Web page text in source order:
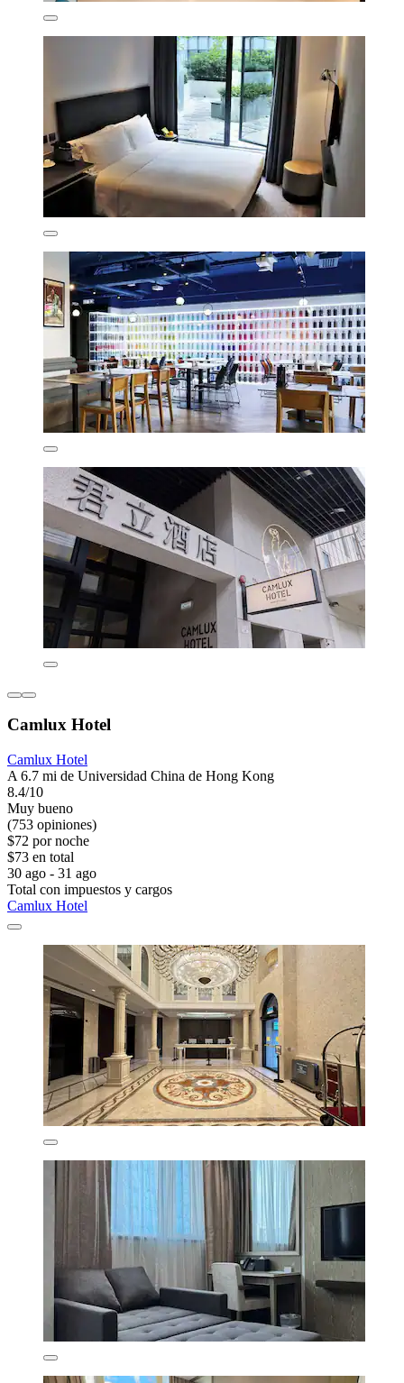
Camlux Hotel
Camlux Hotel
A 6.7 mi de Universidad China de Hong Kong
8.4/10
Muy bueno
(753 opiniones)
$72 por noche
$73 en total
30 ago - 31 ago
Total con impuestos y cargos
Camlux Hotel